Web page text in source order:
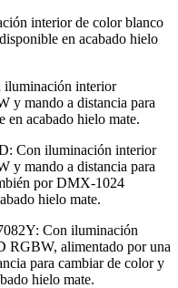
interior de color blanco
en acabado hielo
interior
y mando a distancia para
en acabado hielo mate.
Con iluminación interior
y mando a distancia para
por DMX-1024
hielo mate.
Con iluminación
RGBW, alimentado por una
para cambiar de color y
hielo mate.